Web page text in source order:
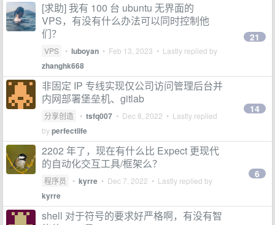
[求助] 我有 100 台 ubuntu 无界面的
VPS，有没有什么办法可以同时控制他
们？
VPS • luboyan • Feb 13, 2023 • Lastly replied by
zhanghk668
21
非固定 IP 专线实现仅公司访问管理后台并
内网部署堡垒机、gitlab
分享创造 • tsfq007 • Dec 8, 2022 • Lastly replied
byperfectlife
14
2202 年了，现在有什么比 Expect 更现代
的自动化交互工具/框架么？
程序员 • kyrre • Dec 7, 2022 • Lastly replied by
kyrre
6
shell 对于符号的要求好严格啊，有没有智